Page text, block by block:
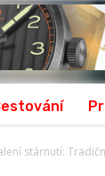
stárnutí: